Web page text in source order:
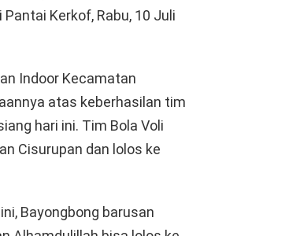
Kerkof, Rabu, 10 Juli
Indoor Kecamatan
atas keberhasilan tim
hari ini. Tim Bola Voli
Cisurupan dan lolos ke
Bayongbong barusan